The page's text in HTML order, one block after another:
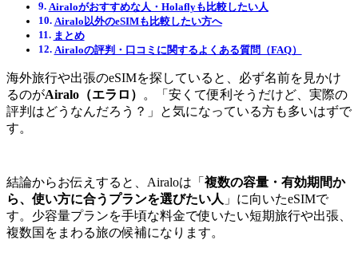
Airaloがおすすめな人・Holaflyも比較したい人
Airalo以外のeSIMも比較したい方へ
まとめ
Airaloの評判・口コミに関するよくある質問（FAQ）
海外旅行や出張のeSIMを探していると、必ず名前を見かけ
るのがAiralo（エラロ）
。「安くて便利そうだけど、実際の
評判はどうなんだろう？」と気になっている方も多いはずで
す。
結論からお伝えすると、Airaloは「 複数の容量・有効期間か
ら、使い方に合うプランを選びたい人 」に向いたeSIMで
す。少容量プランを手頃な料金で使いたい短期旅行や出張、
複数国をまわる旅の候補になります。